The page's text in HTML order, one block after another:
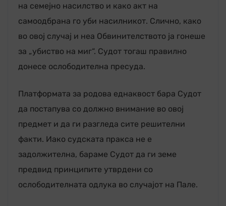
на семејно насилство и како акт на
самоодбрана го уби насилникот. Слично, како
во овој случај и неа Обвинителството ја гонеше
за „убиство на миг“. Судот тогаш правилно
донесе ослободителна пресуда.
Платформата за родова еднаквост бара Судот
да постапува со должно внимание во овој
предмет и да ги разгледа сите решителни
факти. Иако судската пракса не е
задолжителна, бараме Судот да ги земе
предвид принципите утврдени со
ослободителната одлука во случајот на Пале.